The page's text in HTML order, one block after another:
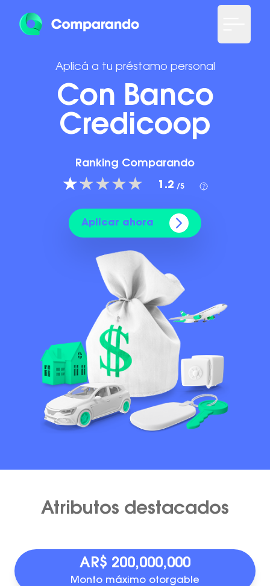
Aplicá a tu préstamo personal
Con Banco
Credicoop
Ranking Comparando
1.2 /5
Aplicar ahora
Atributos destacados
AR$ 200,000,000
Monto máximo otorgable